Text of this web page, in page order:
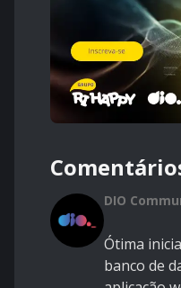
DIO
Ótima
banco de